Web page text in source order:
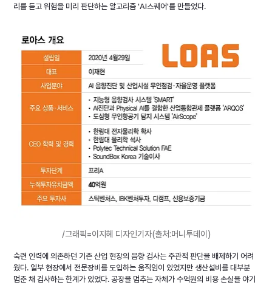
리를 듣고 위험을 미리 판단하는 알고리즘 'AI스퀘어'를 만들었다.
/그래픽=이지혜 디자인기자(출처:머니투데이)
숙련 인력에 의존하던 기존 산업 현장의 음향 검사는 주관적 판단을 배제하기 어려
웠다. 일부 현장에서 전문장비를 도입하는 움직임이 있었지만 생산설비를 대부분
멈춘 채 검사하는 한계가 있었다. 공장을 멈추는 자체가 수억원의 비용 손실을 야기